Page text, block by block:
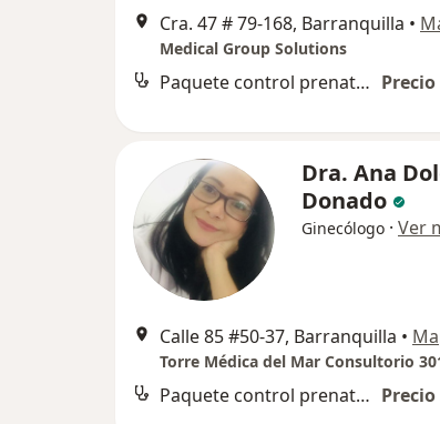
Cra. 47 # 79-168, Barranquilla •
Medical Group Solutions
Paquete control prenatal y atención al parto
Dra. Ana
Donado
Ginecólogo · Ver
Calle 85 #50-37, Barranquilla •
Torre Médica del Mar Consultorio
Paquete control prenatal y atención al parto